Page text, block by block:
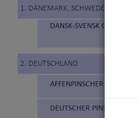
1. DÄNEMARK, SCHWEDEN
DANSK-SVENSK
2. DEUTSCHLAND
AFFENPINSCHER (186)
DEUTSCHER PINSCHER